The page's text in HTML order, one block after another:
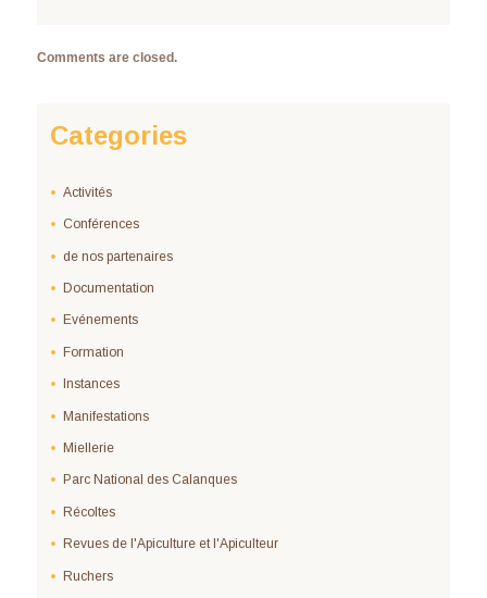
Comments are closed.
Categories
Activités
Conférences
de nos partenaires
Documentation
Evénements
Formation
Instances
Manifestations
Miellerie
Parc National des Calanques
Récoltes
Revues de l'Apiculture et l'Apiculteur
Ruchers